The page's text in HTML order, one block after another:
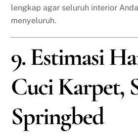
lengkap agar seluruh interior
menyeluruh.
9. Estimasi
Cuci Karpet,
Springbed